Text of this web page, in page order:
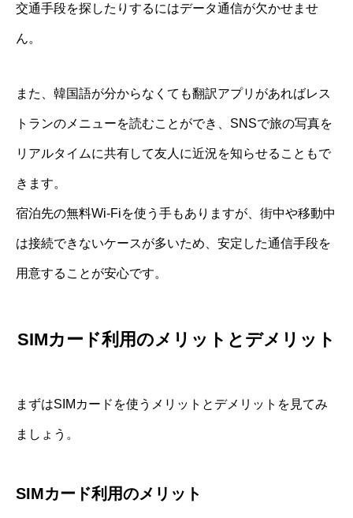
交通手段を探したりするにはデータ通信が欠かせませ
ん。
また、韓国語が分からなくても翻訳アプリがあればレス
トランのメニューを読むことができ、SNSで旅の写真を
リアルタイムに共有して友人に近況を知らせることもで
きます。
宿泊先の無料Wi-Fiを使う手もありますが、街中や移動中
は接続できないケースが多いため、安定した通信手段を
用意することが安心です。
SIMカード利用のメリットとデメリット
まずはSIMカードを使うメリットとデメリットを見てみ
ましょう。
SIMカード利用のメリット